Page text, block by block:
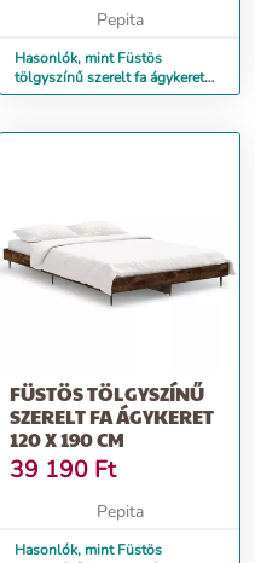
Pepita
Hasonlók, mint Füstös
tölgyszínű szerelt fa ágykeret
200 x 200 cm
FÜSTÖS TÖLGYSZÍNŰ
SZERELT FA ÁGYKERET
120 X 190 CM
39 190 Ft
Pepita
Hasonlók, mint Füstös